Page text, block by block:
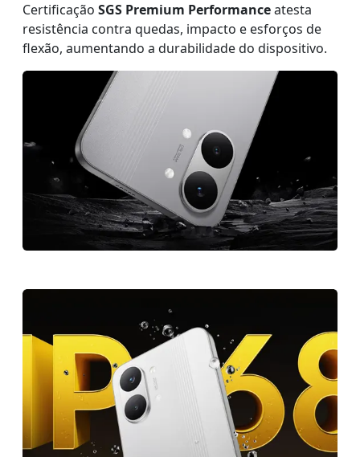
Certificação SGS Premium Performanceatesta
resistência contra quedas, impacto e esforços de
flexão, aumentando a durabilidade do dispositivo.